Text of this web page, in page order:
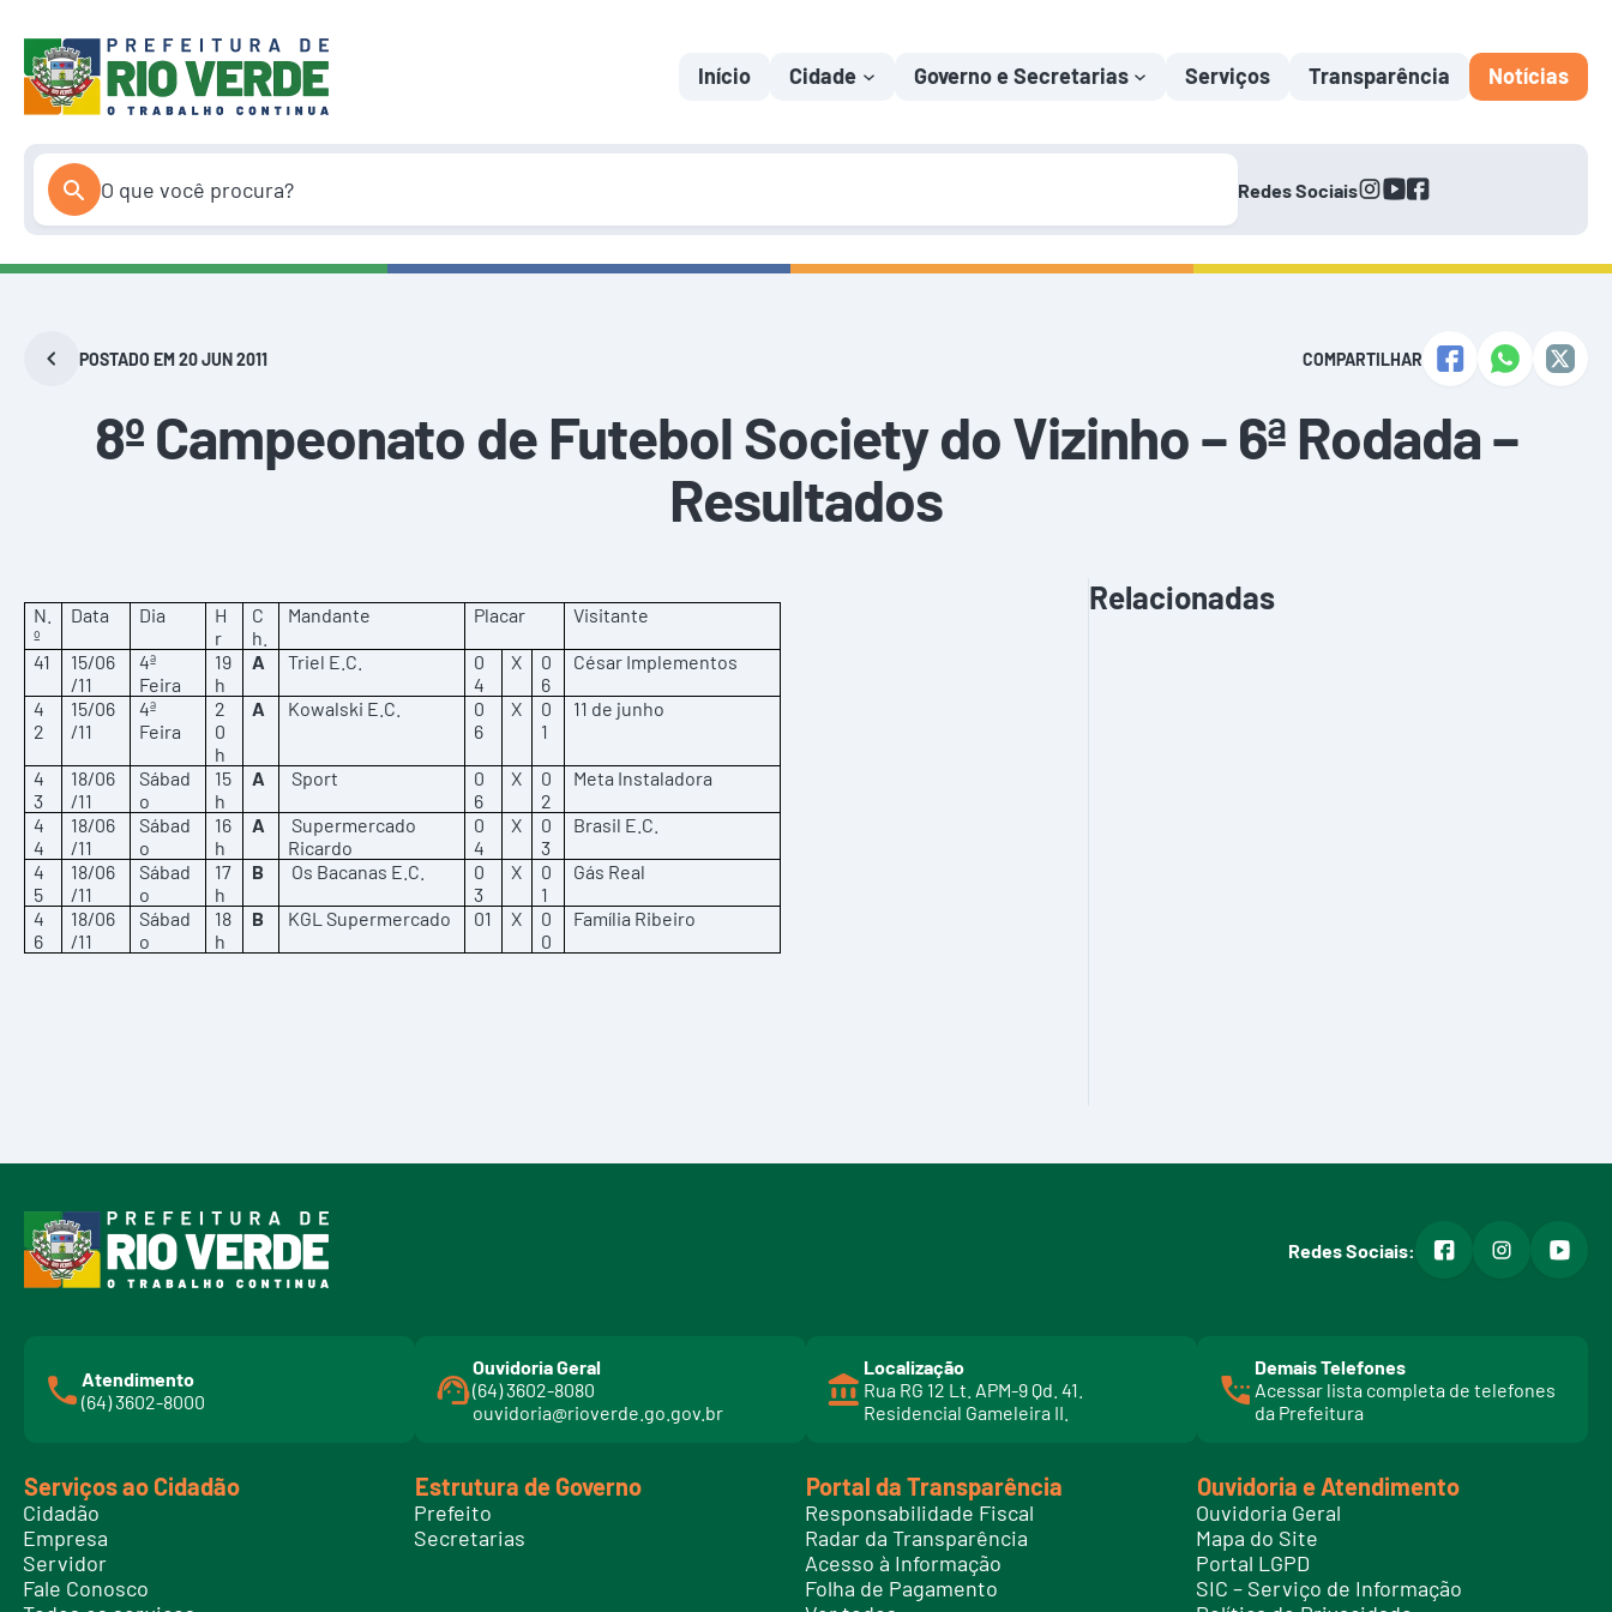
para
conteúdo
Início Cidade Governo e Secretarias Serviços Transparência Notícias
Redes Sociaisinstagram
youtube
facebook
POSTADO EM 20 JUN 2011 COMPARTILHAR
8º Campeonato de Futebol Society do Vizinho – 6ª Rodada –
Resultados
N.
º
Data Dia
H
r
C
h.
Mandante Placar Visitante
41
15/06
/11
4ª
Feira
19
h
A Triel E.C.
0
4
X
0
6
César Implementos
4
2
15/06
/11
4ª
Feira
2
0
h
A Kowalski E.C.
0
6
X
0
1
11 de junho
4
3
18/06
/11
Sábad
o
15
h
A Sport
0
6
X
0
2
Meta Instaladora
4
4
18/06
/11
Sábad
o
16
h
A
Supermercado
Ricardo
0
4
X
0
3
Brasil E.C.
4
5
18/06
/11
Sábad
o
17
h
B Os Bacanas E.C.
0
3
X
0
1
Gás Real
4
6
18/06
/11
Sábad
o
18
h
B KGL Supermercado 01 X
0
0
Família Ribeiro
Relacionadas
Redes Sociais: facebookinstagram
Atendimento
(64) 3602-8000
Ouvidoria Geral
(64) 3602-8080
ouvidoria@rioverde.go.gov.br
Localização
Rua RG 12 Lt. APM-9 Qd. 41.
Residencial Gameleira II.
Demais Telefones
Acessar lista completa de telefones
da Prefeitura
l
i
t
e
l
e
f
o
Serviços ao Cidadão
Cidadão
Empresa
Servidor
Fale Conosco
Estrutura de Governo
Prefeito
Secretarias
Portal da Transparência
Responsabilidade Fiscal
Radar da Transparência
Acesso à Informação
Folha de Pagamento
Ouvidoria e Atendimento
Ouvidoria Geral
Mapa do Site
Portal LGPD
SIC – Serviço de Informação